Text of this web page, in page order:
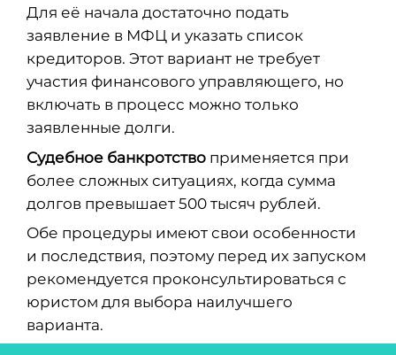
Для её начала достаточно подать
заявление в МФЦ и указать список
кредиторов. Этот вариант не требует
участия финансового управляющего, но
включать в процесс можно только
заявленные долги.
Судебное банкротствоприменяется при
более сложных ситуациях, когда сумма
долгов превышает 500 тысяч рублей.
Обе процедуры имеют свои особенности
и последствия, поэтому перед их запуском
рекомендуется проконсультироваться с
юристом для выбора наилучшего
варианта.